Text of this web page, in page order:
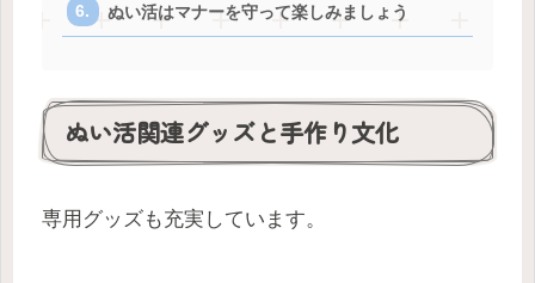
ぬい活はマナーを守って楽しみましょう
ぬい活関連グッズと手作り文化
専用グッズも充実しています。